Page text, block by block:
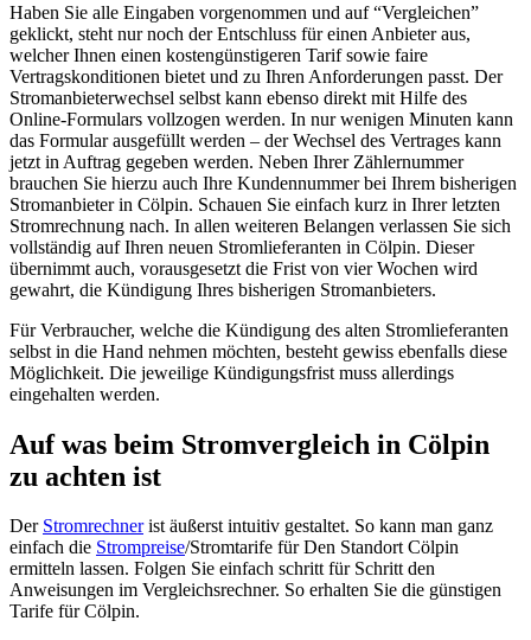
Haben Sie alle Eingaben vorgenommen und auf “Vergleichen”
geklickt, steht nur noch der Entschluss für einen Anbieter aus,
welcher Ihnen einen kostengünstigeren Tarif sowie faire
Vertragskonditionen bietet und zu Ihren Anforderungen passt. Der
Stromanbieterwechsel selbst kann ebenso direkt mit Hilfe des
Online-Formulars vollzogen werden. In nur wenigen Minuten kann
das Formular ausgefüllt werden – der Wechsel des Vertrages kann
jetzt in Auftrag gegeben werden. Neben Ihrer Zählernummer
brauchen Sie hierzu auch Ihre Kundennummer bei Ihrem bisherigen
Stromanbieter in Cölpin. Schauen Sie einfach kurz in Ihrer letzten
Stromrechnung nach. In allen weiteren Belangen verlassen Sie sich
vollständig auf Ihren neuen Stromlieferanten in Cölpin. Dieser
übernimmt auch, vorausgesetzt die Frist von vier Wochen wird
gewahrt, die Kündigung Ihres bisherigen Stromanbieters.
Für Verbraucher, welche die Kündigung des alten Stromlieferanten
selbst in die Hand nehmen möchten, besteht gewiss ebenfalls diese
Möglichkeit. Die jeweilige Kündigungsfrist muss allerdings
eingehalten werden.
Auf was beim Stromvergleich in Cölpin
zu achten ist
Der Stromrechnerist äußerst intuitiv gestaltet. So kann man ganz
einfach die Strompreise/Stromtarife für Den Standort Cölpin
ermitteln lassen. Folgen Sie einfach schritt für Schritt den
Anweisungen im Vergleichsrechner. So erhalten Sie die günstigen
Tarife für Cölpin.